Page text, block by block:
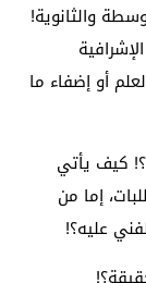
والثانوية!
أو إضفاء ما
كيف يأتي
إما من
عليه؟!